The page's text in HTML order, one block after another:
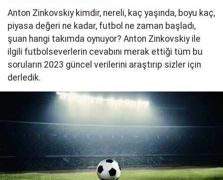
Anton Zinkovskiy kimdir, nereli, kaç yaşında, boyu kaç,
piyasa değeri ne kadar, futbol ne zaman başladı,
şuan hangi takımda oynuyor? Anton Zinkovskiy ile
ilgili futbolseverlerin cevabını merak ettiği tüm bu
soruların 2023 güncel verilerini araştırıp sizler için
derledik.